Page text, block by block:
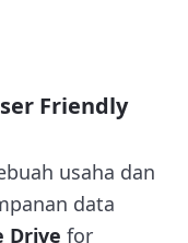
Friendly
usaha dan
data
Drive for